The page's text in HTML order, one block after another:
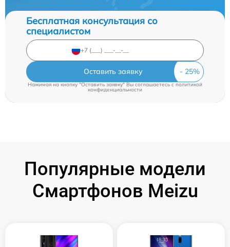
Бесплатная консультация со
специалистом
Оставить заявку
Нажимая на кнопку "Оставить заявку" Вы соглашаетесь cполитикой
конфиденциальности
Популярные модели
Смартфонов Meizu